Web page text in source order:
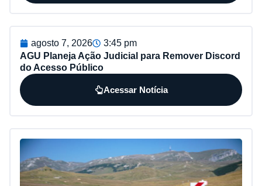
agosto 7, 2026
3:45 pm
AGU Planeja Ação Judicial para Remover Discord
do Acesso Público
Acessar Notícia